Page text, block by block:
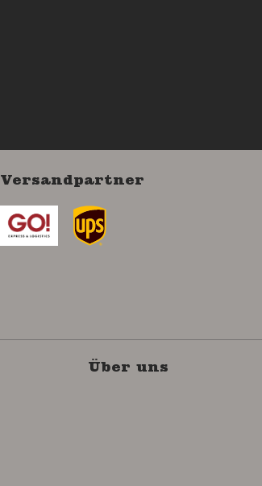
Versandpartner
Über uns